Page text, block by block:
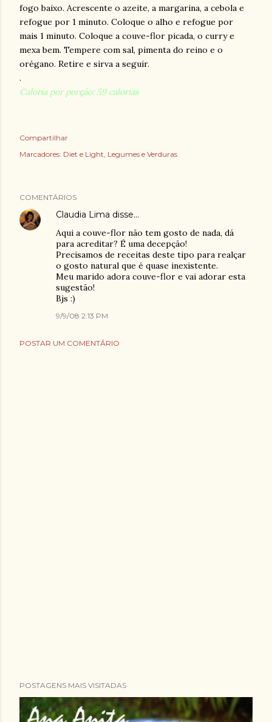
fogo baixo. Acrescente o azeite, a margarina, a cebola e
refogue por 1 minuto. Coloque o alho e refogue por
mais 1 minuto. Coloque a couve-flor picada, o curry e
mexa bem. Tempere com sal, pimenta do reino e o
orégano. Retire e sirva a seguir.
.
Caloria por porção: 59 calorias
Compartilhar
Marcadores: Diet e Light Legumes e Verduras
COMENTÁRIOS
Claudia Lima disse…
Aqui a couve-flor não tem gosto de nada, dá
para acreditar? É uma decepção!
Precisamos de receitas deste tipo para realçar
o gosto natural que é quase inexistente.
Meu marido adora couve-flor e vai adorar esta
sugestão!
Bjs :)
9/9/08 2:13 PM
POSTAR UM COMENTÁRIO
POSTAGENS MAIS VISITADAS